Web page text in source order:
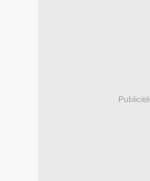
Publicité